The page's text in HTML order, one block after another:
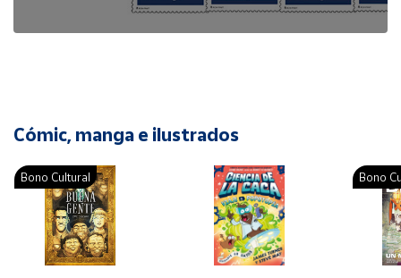
Cómic, manga e ilustrados
Bono Cultural Bono